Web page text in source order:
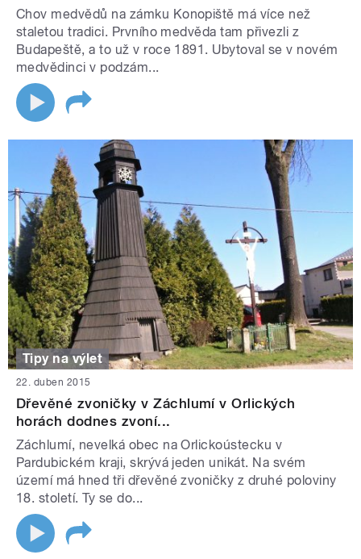
Chov medvědů na zámku Konopiště má více než
staletou tradici. Prvního medvěda tam přivezli z
Budapeště, a to už v roce 1891. Ubytoval se v novém
medvědinci v podzám...
Tipy na výlet
22. duben 2015
Dřevěné zvoničky v Záchlumí v Orlických
horách dodnes zvoní...
Záchlumí, nevelká obec na Orlickoústecku v
Pardubickém kraji, skrývá jeden unikát. Na svém
území má hned tři dřevěné zvoničky z druhé poloviny
18. století. Ty se do...